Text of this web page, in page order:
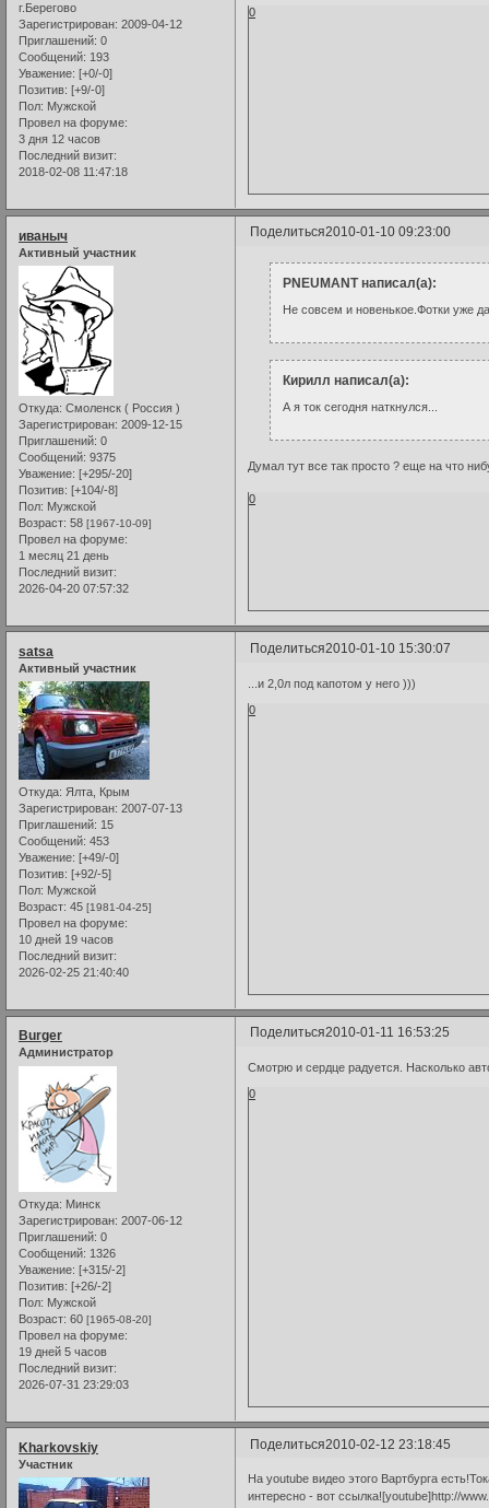
г.Берегово
Зарегистрирован: 2009-04-12
Приглашений: 0
Сообщений: 193
Уважение: [+0/-0]
Позитив: [+9/-0]
Пол: Мужской
Провел на форуме:
3 дня 12 часов
Последний визит:
2018-02-08 11:47:18
0
Поделиться2010-01-10 09:23:00
иваныч
Активный участник
Откуда: Смоленск ( Россия )
Зарегистрирован: 2009-12-15
Приглашений: 0
Сообщений: 9375
Уважение: [+295/-20]
Позитив: [+104/-8]
Пол: Мужской
Возраст: 58 [1967-10-09]
Провел на форуме:
1 месяц 21 день
Последний визит:
2026-04-20 07:57:32
PNEUMANT написал(а):
Не совсем и новенькое.Фотки уже
Кирилл написал(а):
А я ток сегодня наткнулся...
Думал тут все так просто ? еще на что
0
Поделиться2010-01-10 15:30:07
satsa
Активный участник
Откуда: Ялта, Крым
Зарегистрирован: 2007-07-13
Приглашений: 15
Сообщений: 453
Уважение: [+49/-0]
Позитив: [+92/-5]
Пол: Мужской
Возраст: 45 [1981-04-25]
Провел на форуме:
10 дней 19 часов
Последний визит:
2026-02-25 21:40:40
...и 2,0л под капотом у него )))
0
Поделиться2010-01-11 16:53:25
Burger
Администратор
Откуда: Минск
Зарегистрирован: 2007-06-12
Приглашений: 0
Сообщений: 1326
Уважение: [+315/-2]
Позитив: [+26/-2]
Пол: Мужской
Возраст: 60 [1965-08-20]
Провел на форуме:
19 дней 5 часов
Последний визит:
2026-07-31 23:29:03
Смотрю и сердце радуется. Насколько
0
Поделиться2010-02-12 23:18:45
Kharkovskiy
Участник
На youtube видео этого Вартбурга
интересно - вот ссылка![youtube]http://